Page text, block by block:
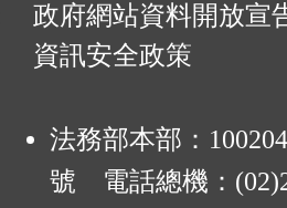
政府網站資料開放宣
資訊安全政策
法務部本部：
號 電話總機：